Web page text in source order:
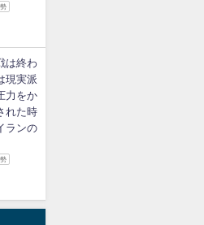
「ウク
ファイ
始めた
し」追
は終わ
現実派
力をか
れた時
ランの